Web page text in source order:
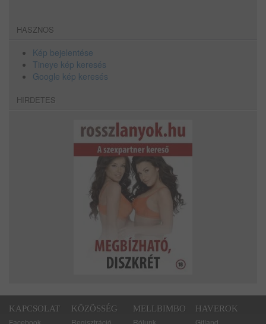
HASZNOS
Kép bejelentése
Tineye kép keresés
Google kép keresés
HIRDETES
KAPCSOLAT
Facebook
KÖZÖSSÉG
Regisztráció
MELLBIMBO
Rólunk
HAVEROK
Gifland